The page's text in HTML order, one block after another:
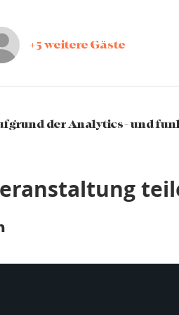
+5 weitere Gäste
der Analytics- und